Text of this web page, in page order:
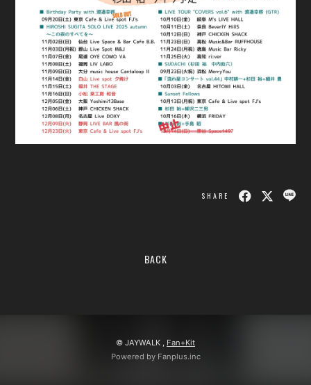
会員登録 ログイン
SHARE
BACK
© JAYWALK , Fan+Kit
Powered by Fanplus.inc